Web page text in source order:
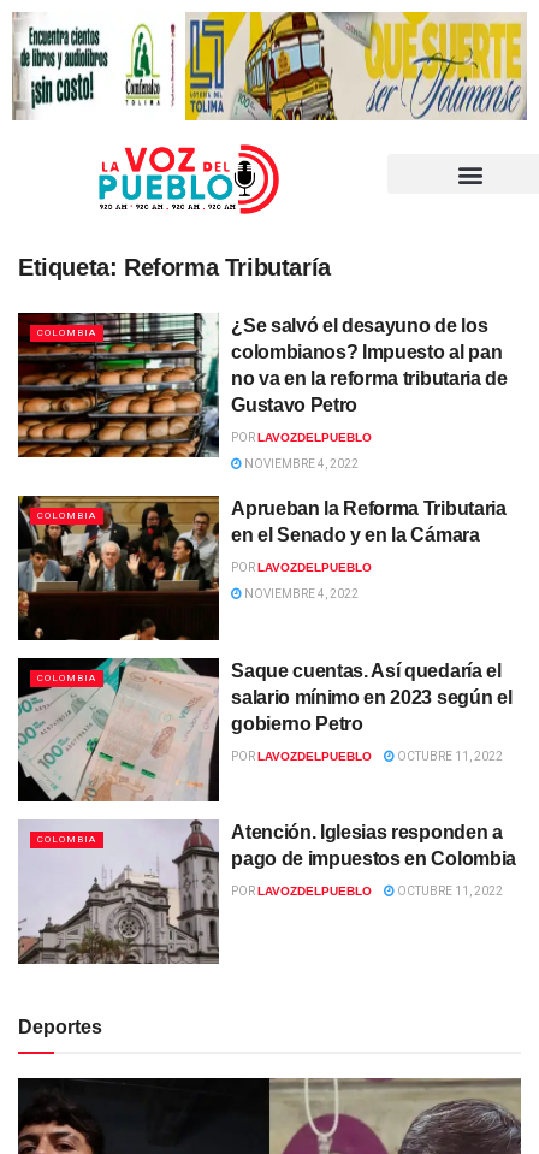
Etiqueta: Reforma Tributaría
COLOMBIA
¿Se salvó el desayuno de los
colombianos? Impuesto al pan
no va en la reforma tributaria de
Gustavo Petro
PORLAVOZDELPUEBLO
NOVIEMBRE 4, 2022
COLOMBIA
Aprueban la Reforma Tributaria
en el Senado y en la Cámara
PORLAVOZDELPUEBLO
NOVIEMBRE 4, 2022
COLOMBIA
Saque cuentas. Así quedaría el
salario mínimo en 2023 según el
gobierno Petro
PORLAVOZDELPUEBLO OCTUBRE 11, 2022
COLOMBIA
Atención. Iglesias responden a
pago de impuestos en Colombia
PORLAVOZDELPUEBLO OCTUBRE 11, 2022
Deportes